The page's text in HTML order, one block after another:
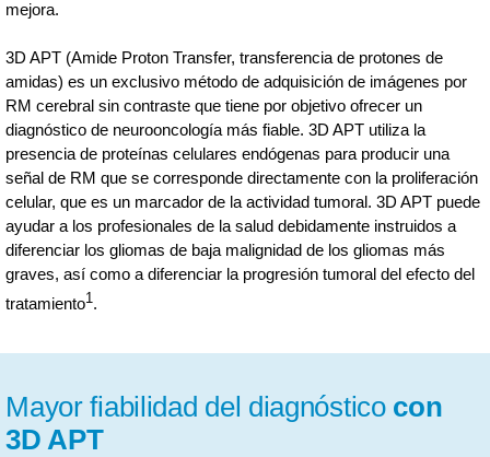
mejora.
3D APT (Amide Proton Transfer, transferencia de protones de
amidas) es un exclusivo método de adquisición de imágenes por
RM cerebral sin contraste que tiene por objetivo ofrecer un
diagnóstico de neurooncología más fiable. 3D APT utiliza la
presencia de proteínas celulares endógenas para producir una
señal de RM que se corresponde directamente con la proliferación
celular, que es un marcador de la actividad tumoral. 3D APT puede
ayudar a los profesionales de la salud debidamente instruidos a
diferenciar los gliomas de baja malignidad de los gliomas más
graves, así como a diferenciar la progresión tumoral del efecto del
tratamiento1.
Mayor fiabilidad del diagnóstico con
3D APT